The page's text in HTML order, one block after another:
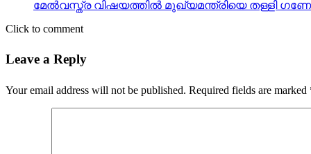
മേല്‍വസ്ത്ര വിഷയത്തില്‍ മുഖ്യമന്ത്രിയെ തള്ളി
Click to comment
Leave a Reply
Your email address will not be published. Required fields are marked